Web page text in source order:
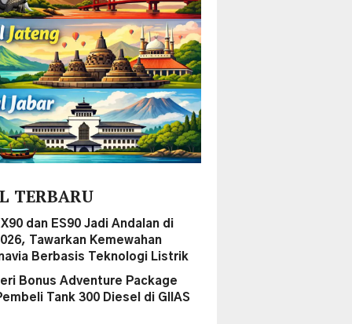
TERBARU
dan ES90 Jadi Andalan di
Tawarkan Kemewahan
Berbasis Teknologi Listrik
Bonus Adventure Package
Tank 300 Diesel di GIIAS